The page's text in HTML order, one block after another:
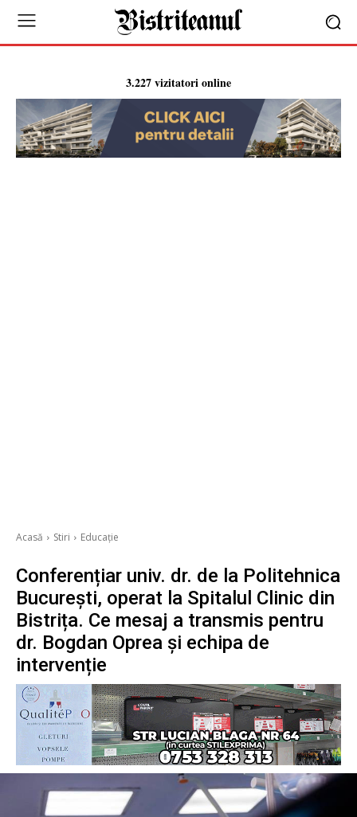
3.227 vizitatori online
Acasă Stiri Educație
Conferențiar univ. dr. de la Politehnica
București, operat la Spitalul Clinic din
Bistrița. Ce mesaj a transmis pentru
dr. Bogdan Oprea și echipa de
intervenție